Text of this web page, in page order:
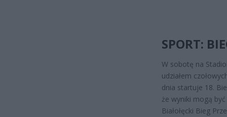
SPORT:
W sobotę na
udziałem
dnia startuje 18.
że wyniki mogą
Białołęcki Bieg